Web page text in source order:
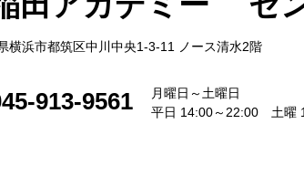
難関中高受験専門塾 ExiV
難関中高受験専門塾 ExiV
早稲田アカデミー・東進衛星予備校 医学部
横浜市都筑区中川中央1-3-11 ノース清水2階
913-9561
月曜日～土曜日
平日 14:00～22:00 土曜